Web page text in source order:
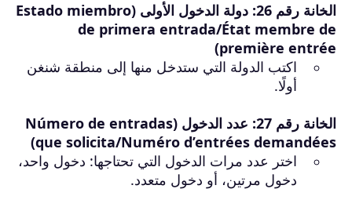
الخانة رقم 26: دولة الدخول الأولى (Estado miembro
de primera entrada/État membre de
première entrée)
اكتب الدولة التي ستدخل منها إلى منطقة شنغن
أولًا.
الخانة رقم 27: عدد الدخول (Número de entradas
que solicita/Numéro d’entrées demandées)
اختر عدد مرات الدخول التي تحتاجها: دخول واحد،
دخول مرتين، أو دخول متعدد.